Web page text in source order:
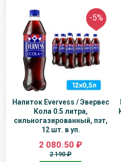
-5%
Напиток Evervess / Эвервес
Кола 0.5 литра,
сильногазированный, пэт,
12 шт. в уп.
2 080.50 ₽
2 190 ₽